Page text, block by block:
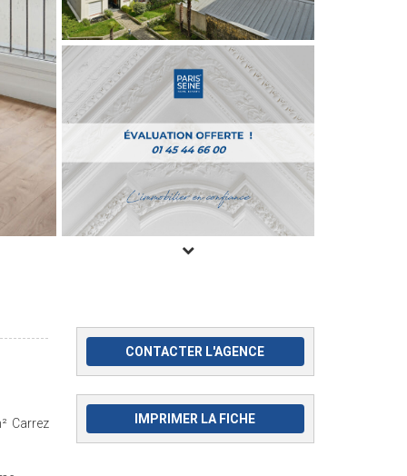
Carrez
CONTACTER L'AGENCE
IMPRIMER LA FICHE